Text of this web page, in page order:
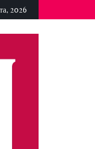
2026